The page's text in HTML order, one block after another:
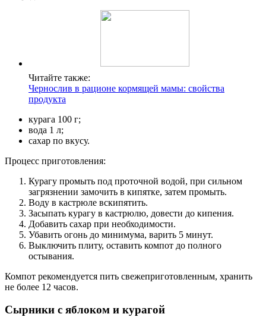
Читайте также:
Чернослив в рационе кормящей мамы: свойства
продукта
курага 100 г;
вода 1 л;
сахар по вкусу.
Процесс приготовления:
Курагу промыть под проточной водой, при сильном
загрязнении замочить в кипятке, затем промыть.
Воду в кастрюле вскипятить.
Засыпать курагу в кастрюлю, довести до кипения.
Добавить сахар при необходимости.
Убавить огонь до минимума, варить 5 минут.
Выключить плиту, оставить компот до полного
остывания.
Компот рекомендуется пить свежеприготовленным, хранить
не более 12 часов.
Сырники с яблоком и курагой